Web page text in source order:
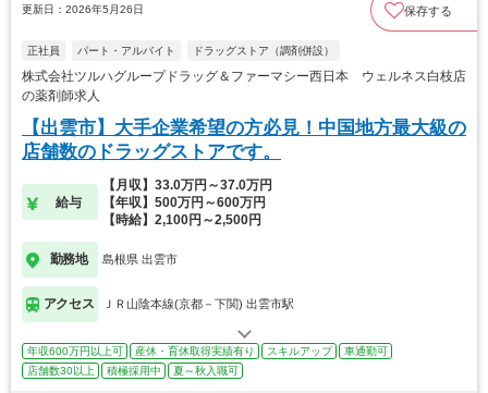
更新日：2026年5月26日 保存する
正社員 パート・アルバイト ドラッグストア（調剤併設）
株式会社ツルハグループドラッグ＆ファーマシー西日本 ウェルネス白枝店
の薬剤師求人
【出雲市】大手企業希望の方必見！中国地方最大級の
店舗数のドラッグストアです。
給与
【月収】33.0万円～37.0万円
【年収】500万円～600万円
【時給】2,100円～2,500円
勤務地 島根県 出雲市
アクセス ＪＲ山陰本線(京都－下関) 出雲市駅
年収600万円以上可 産休・育休取得実績有り スキルアップ
車通勤可
店舗数30以上
積極採用中 夏～秋入職可